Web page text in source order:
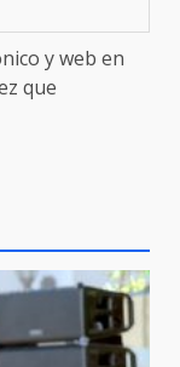
y web en
que